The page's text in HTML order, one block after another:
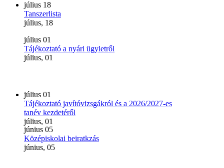
július 18
Tanszerlista
július, 18
július 01
Tájékoztató a nyári ügyletről
július, 01
július 01
Tájékoztató javítóvizsgákról és a 2026/2027-es
tanév kezdetéről
július, 01
június 05
Középiskolai beiratkzás
június, 05